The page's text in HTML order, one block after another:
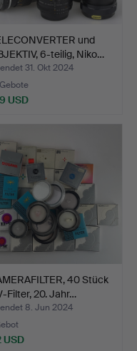
und
6-teilig, Niko…
31. Okt 2024
USD
40 Stück
Filter, 20. Jahr…
8. Jun 2024
USD